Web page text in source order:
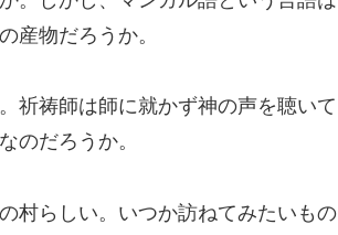
産物だろうか。
祈祷師は師に就かず神の声を聴いて
のだろうか。
村らしい。いつか訪ねてみたいもの